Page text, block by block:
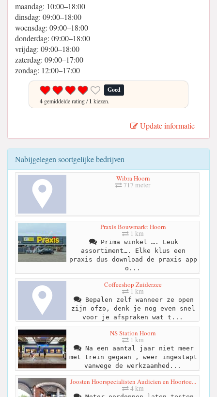
maandag: 10:00–18:00
dinsdag: 09:00–18:00
woensdag: 09:00–18:00
donderdag: 09:00–18:00
vrijdag: 09:00–18:00
zaterdag: 09:00–17:00
zondag: 12:00–17:00
Goed
4 gemiddelde rating /1 kiezen.
Update informatie
Nabijgelegen soortgelijke bedrijven
Wibra Hoorn
717 meter
Praxis Bouwmarkt Hoorn
1 km
Prima winkel …. Leuk
assortiment…. Elke klus een
praxis dus download de praxis app
o...
Coffeeshop Zuiderzee
1 km
Bepalen zelf wanneer ze open
zijn ofzo, denk je nog even snel
voor je afspraken wat t...
NS Station Hoorn
1 km
Na een aantal jaar niet meer
met trein gegaan , weer ingestapt
vanwege de werkzaamhed...
Joosten Hoorspecialisten Audicien en Hoortoe...
4 km